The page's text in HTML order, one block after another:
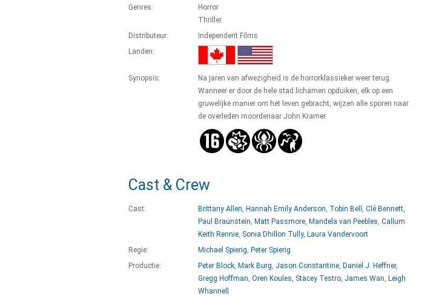
Genres:
Horror
Thriller
Distributeur:
Independent Films
Landen:
Synopsis:
Na jaren van afwezigheid is de horrorklassieker weer terug.
Wanneer er door de hele stad lichamen opduiken, elk op een
gruwelijke manier om het leven gebracht, wijzen alle sporen naar
de overleden moordenaar John Kramer.
Cast & Crew
Cast: Brittany Allen, Hannah Emily Anderson, Tobin Bell , Clé Bennett,
Paul Braunstein, Matt Passmore, Mandela van Peebles, Callum
Keith Rennie, Sonia Dhillon Tully, Laura Vandervoort
Regie:
Michael Spierig, Peter Spierig
Productie:
Peter Block, Mark Burg, Jason Constantine, Daniel J. Heffner,
Gregg Hoffman, Oren Koules, Stacey Testro, James Wan, Leigh
Whannell